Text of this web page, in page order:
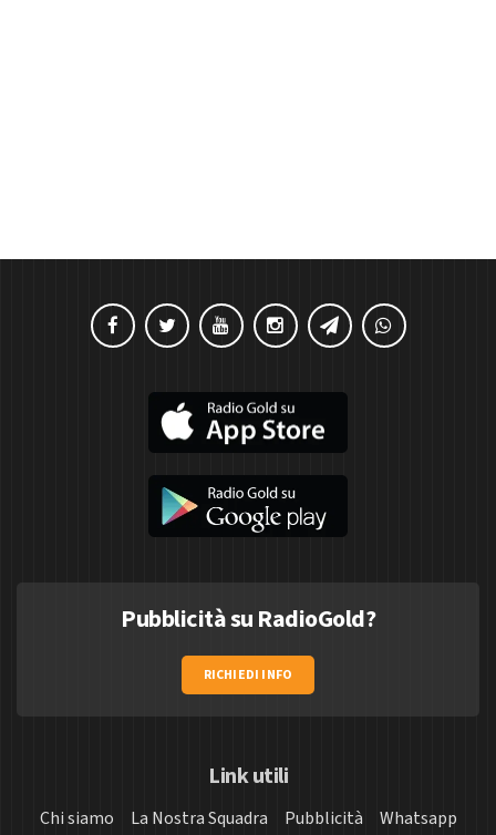
Pubblicità su RadioGold?
RICHIEDI INFO
Link utili
Chi siamo La Nostra Squadra Pubblicità
Whatsapp